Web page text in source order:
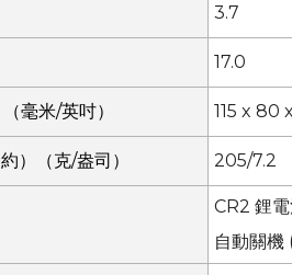
3.7
17.0
毫米/英吋） 115 x 80
）（克/盎司） 205/7.2
CR2 鋰
自動關機